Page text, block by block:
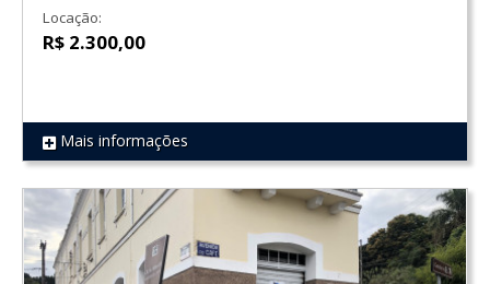
REF 1407
Locação:
R$ 2.300,00
Mais informações